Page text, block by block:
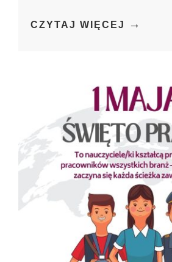
CZYTAJ WIĘCEJ →